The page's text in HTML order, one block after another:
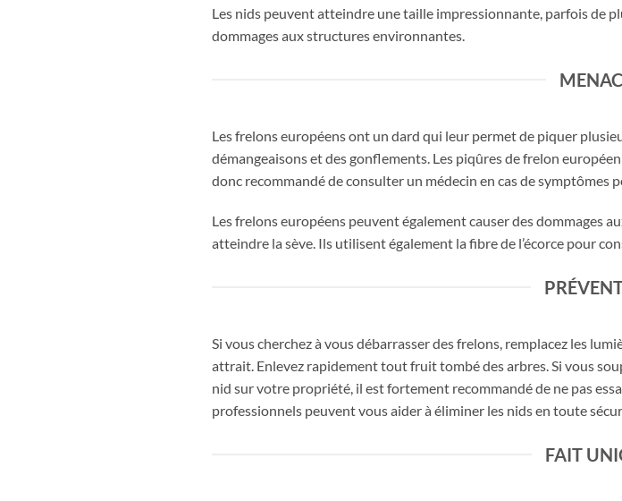
Les nids peuvent atteindre une taille impressionnante, parfois de
dommages aux structures environnantes.
Les frelons européens ont un dard qui leur permet de piquer
démangeaisons et des gonflements. Les piqûres de frelon
donc recommandé de consulter un médecin en cas de symptômes
Les frelons européens peuvent également causer des dommages
atteindre la sève. Ils utilisent également la fibre de l’écorce pour
Si vous cherchez à vous débarrasser des frelons, remplacez les
attrait. Enlevez rapidement tout fruit tombé des arbres. Si vous
nid sur votre propriété, il est fortement recommandé de ne pas
professionnels peuvent vous aider à éliminer les nids en toute
FAIT